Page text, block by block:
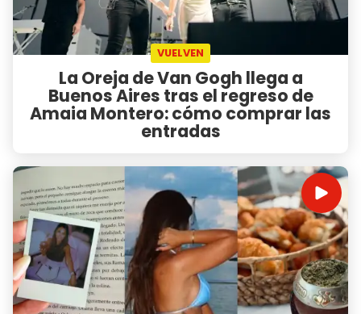
VUELVEN
La Oreja de Van Gogh llega a
Buenos Aires tras el regreso de
Amaia Montero: cómo comprar las
entradas